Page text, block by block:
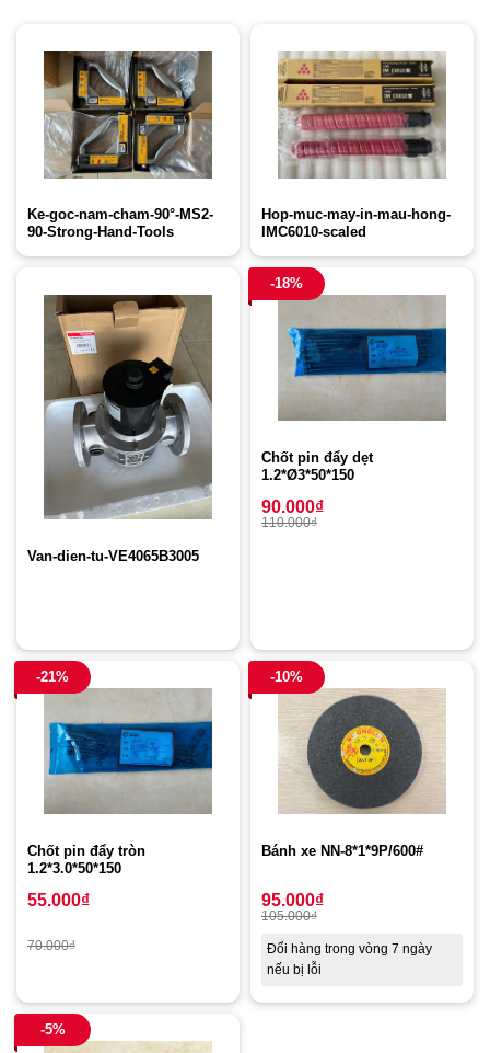
Ke-goc-nam-cham-90°-MS2-
90-Strong-Hand-Tools
Hop-muc-may-in-mau-hong-
IMC6010-scaled
Van-dien-tu-VE4065B3005
-18%
Chốt pin đẩy dẹt
1.2*Ø3*50*150
90.000₫
110.000₫
-21%
Chốt pin đẩy tròn
1.2*3.0*50*150
55.000₫
70.000₫
-10%
Bánh xe NN-8*1*9P/600#
95.000₫
105.000₫
Đổi hàng trong vòng 7 ngày
nếu bị lỗi
-5%